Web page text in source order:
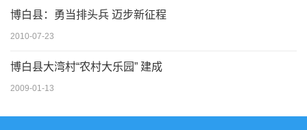
博白县：勇当排头兵 迈步新征程
2010-07-23
博白县大湾村“农村大乐园” 建成
2009-01-13